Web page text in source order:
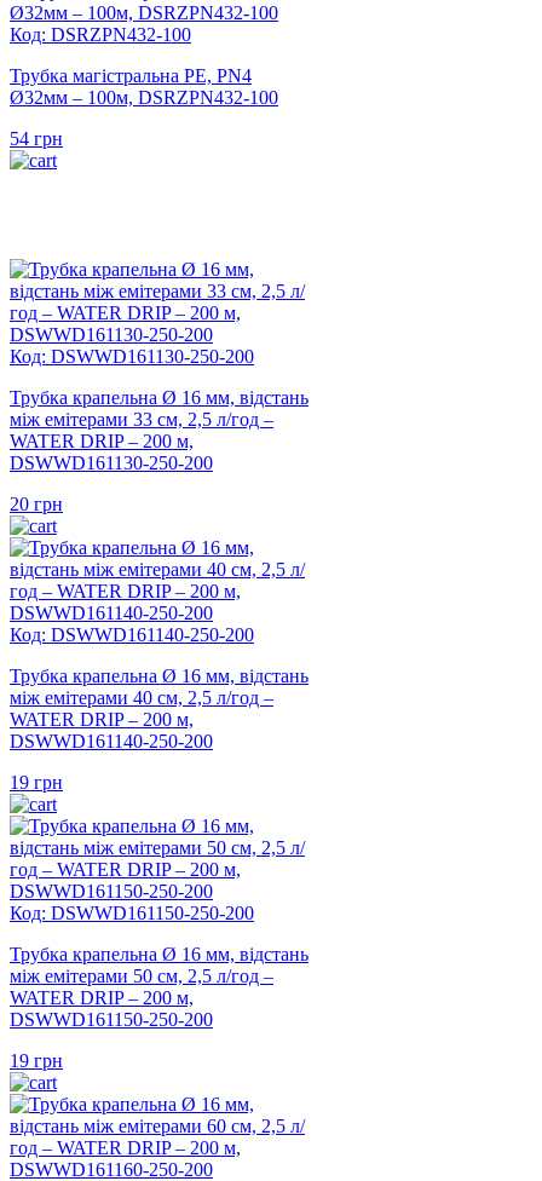
Код: DSRZPN432-100
Трубка магістральна PE, PN4
Ø32мм – 100м, DSRZPN432-100
54 грн
Код: DSWWD161130-250-200
Трубка крапельна Ø 16 мм, відстань
між емітерами 33 см, 2,5 л/год –
WATER DRIP – 200 м,
DSWWD161130-250-200
20 грн
Код: DSWWD161140-250-200
Трубка крапельна Ø 16 мм, відстань
між емітерами 40 см, 2,5 л/год –
WATER DRIP – 200 м,
DSWWD161140-250-200
19 грн
Код: DSWWD161150-250-200
Трубка крапельна Ø 16 мм, відстань
між емітерами 50 см, 2,5 л/год –
WATER DRIP – 200 м,
DSWWD161150-250-200
19 грн